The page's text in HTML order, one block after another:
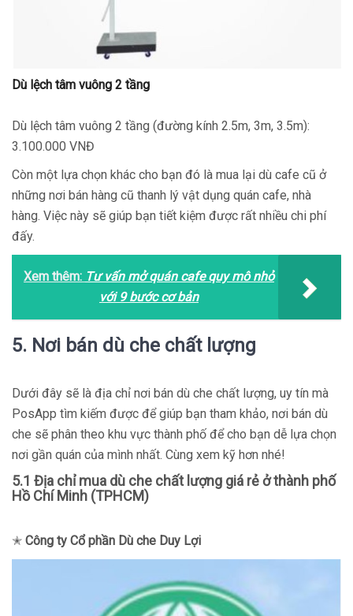
Dù lệch tâm vuông 2 tầng
Dù lệch tâm vuông 2 tầng (đường kính 2.5m, 3m, 3.5m):
3.100.000 VNĐ
Còn một lựa chọn khác cho bạn đó là mua lại dù cafe cũ ở
những nơi bán hàng cũ thanh lý vật dụng quán cafe, nhà
hàng. Việc này sẽ giúp bạn tiết kiệm được rất nhiều chi phí
đấy.
Xem thêm: Tư vấn mở quán cafe quy mô nhỏ
với 9 bước cơ bản
5. Nơi bán dù che chất lượng
Dưới đây sẽ là địa chỉ nơi bán dù che chất lượng, uy tín mà
PosApp tìm kiếm được để giúp bạn tham khảo, nơi bán dù
che sẽ phân theo khu vực thành phố để cho bạn dễ lựa chọn
nơi gần quán của mình nhất. Cùng xem kỹ hơn nhé!
5.1 Địa chỉ mua dù che chất lượng giá rẻ ở thành phố
Hồ Chí Minh (TPHCM)
✭ Công ty Cổ phần Dù che Duy Lợi